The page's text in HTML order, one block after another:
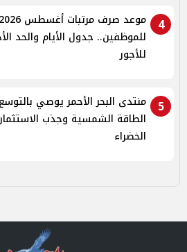
4
موعد صرف مرتبات أغسطس 2026
للموظفين.. جدول الأيام والحد
للأجور
5
منتدى البحر الأحمر يوصي
الطاقة الشمسية وجذب
الخضراء